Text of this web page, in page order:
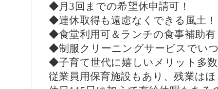
◆月3回までの希望休申請可！
◆連休取得も遠慮なくできる風土！
◆食堂利用可＆ランチの食事補助有
◆制服クリーニングサービスでい
◆子育て世代に嬉しいメリット多
従業員用保育施設もあり、残業は